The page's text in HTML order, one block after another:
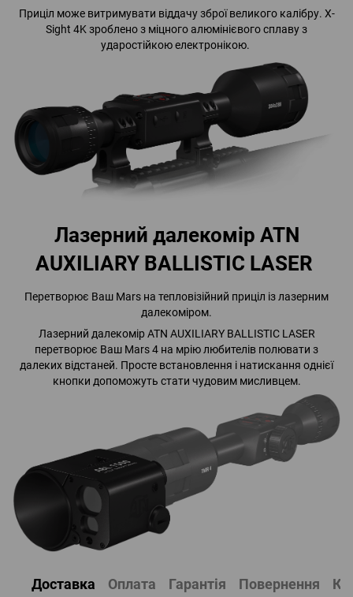
Приціл може витримувати віддачу зброї великого калібру. X-
Sight 4K зроблено з міцного алюмінієвого сплаву з
ударостійкою електронікою.
Лазерний далекомір ATN
AUXILIARY BALLISTIC LASER
Перетворює Ваш Mars на тепловізійний приціл із лазерним
далекоміром.
Лазерний далекомір ATN AUXILIARY BALLISTIC LASER
перетворює Ваш Mars 4 на мрію любителів полювати з
далеких відстаней. Просте встановлення і натискання однієї
кнопки допоможуть стати чудовим мисливцем.
Доставка Оплата Гарантія Повернення